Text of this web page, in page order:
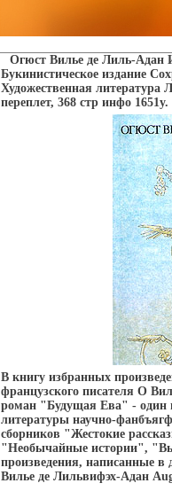
Огюст Вилье де Лиль-Адан
Букинистическое издание
Художественная литература
переплет, 368 стр инфо 1651y.
В книгу избранных
французского писателя О
роман "Будущая Ева" - один
литературы научно-
сборников "Жестокие
"Необычайные истории",
произведения, написанные
Вилье де Лильвифэх-Адан